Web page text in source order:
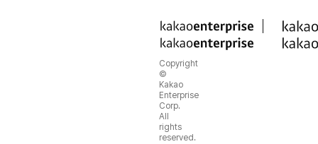
Copyright
©
Kakao
Enterprise
Corp.
All
rights
reserved.